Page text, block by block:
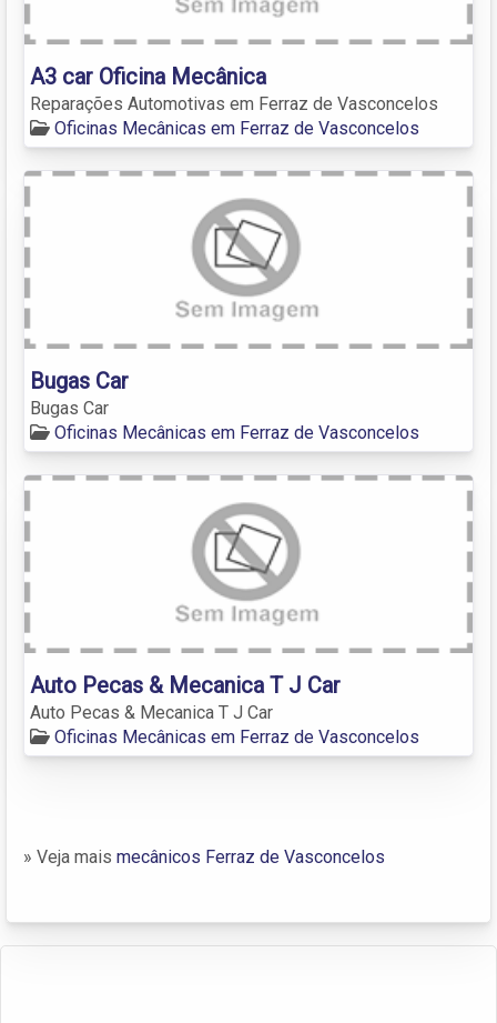
A3 car Oficina Mecânica
Reparações Automotivas em Ferraz de Vasconcelos
Oficinas Mecânicas em Ferraz de Vasconcelos
Bugas Car
Bugas Car
Oficinas Mecânicas em Ferraz de Vasconcelos
Auto Pecas & Mecanica T J Car
Auto Pecas & Mecanica T J Car
Oficinas Mecânicas em Ferraz de Vasconcelos
» Veja mais mecânicos Ferraz de Vasconcelos